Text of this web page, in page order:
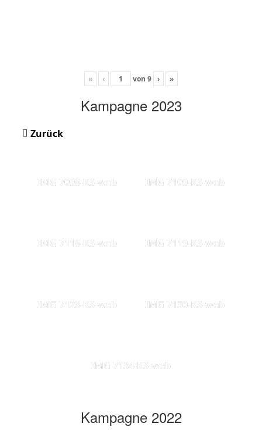
« ‹ von 9 › »
Kampagne 2023
Zurück
IMG 7098-KS-web IMG 7109-KS-web
IMG 7116-KS-web IMG 7119-KS-web
IMG 7123-KS-web IMG 7130-KS-web
IMG 7134-KS-web
Kampagne 2022